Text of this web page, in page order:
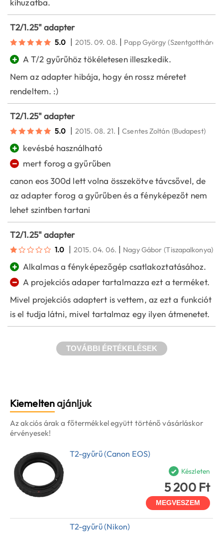
kihuzatba.
T2/1.25" adapter
5.0 | 2015. 09. 08. | Papp György (Szentgotthárd)
+
A T/2 gyűrűhöz tökéletesen illeszkedik.
Nem az adapter hibája, hogy én rossz méretet
rendeltem. :)
T2/1.25" adapter
5.0 | 2015. 08. 21. |Csentes Zoltán (Budapest)
+ kevésbé használható
−
mert forog a gyűrűben
canon eos 300d lett volna összekötve távcsővel, de
az adapter forog a gyűrűben és a fényképezőt nem
lehet szintben tartani
T2/1.25" adapter
1.0 | 2015. 04. 06. | Nagy Gábor (Tiszapalkonya)
+ Alkalmas a fényképezőgép csatlakoztatásához.
−
A projekciós adaper tartalmazza ezt a terméket.
Mivel projekciós adaptert is vettem, az ezt a funkciót
is el tudja látni, mivel tartalmaz egy ilyen átmenetet.
TOVÁBBI ÉRTÉKELÉSEK
Kiemeltenajánljuk
Az akciós árak a főtermékkel együtt történő vásárláskor
érvényesek!
T2-gyűrű (Canon EOS)
Készleten
5 200 Ft
MEGVESZEM
T2-gyűrű (Nikon)